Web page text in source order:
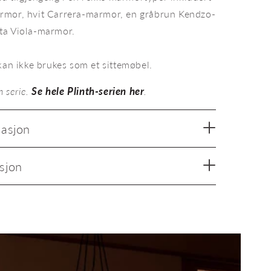
hvit Carrera-marmor, en gråbrun Kendzo-
Viola-marmor.
ikke brukes som et sittemøbel.
serie.Se hele Plinth-serien her.